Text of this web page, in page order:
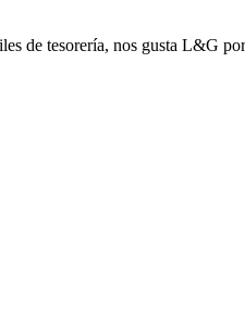
de tesorería, nos gusta L&G